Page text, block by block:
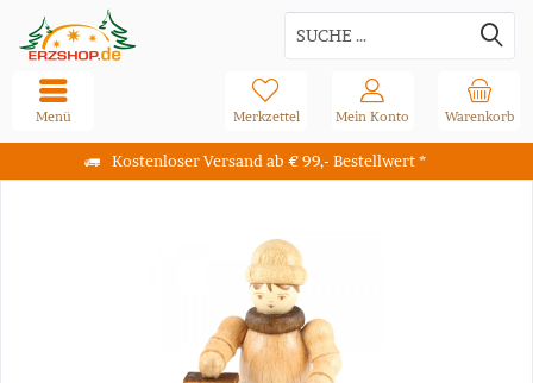
Kostenloser Versand ab € 99,- Bestellwert *
Warenkorb
Merkzettel Mein Konto
Menü